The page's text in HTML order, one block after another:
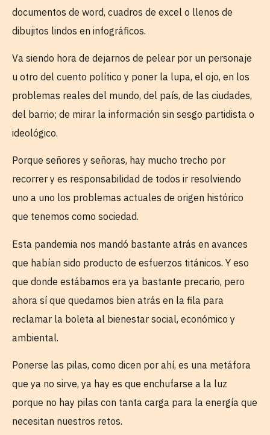
documentos de word, cuadros de excel o llenos de
dibujitos lindos en infográficos.
Va siendo hora de dejarnos de pelear por un personaje
u otro del cuento político y poner la lupa, el ojo, en los
problemas reales del mundo, del país, de las ciudades,
del barrio; de mirar la información sin sesgo partidista o
ideológico.
Porque señores y señoras, hay mucho trecho por
recorrer y es responsabilidad de todos ir resolviendo
uno a uno los problemas actuales de origen histórico
que tenemos como sociedad.
Esta pandemia nos mandó bastante atrás en avances
que habían sido producto de esfuerzos titánicos. Y eso
que donde estábamos era ya bastante precario, pero
ahora sí que quedamos bien atrás en la fila para
reclamar la boleta al bienestar social, económico y
ambiental.
Ponerse las pilas, como dicen por ahí, es una metáfora
que ya no sirve, ya hay es que enchufarse a la luz
porque no hay pilas con tanta carga para la energía que
necesitan nuestros retos.